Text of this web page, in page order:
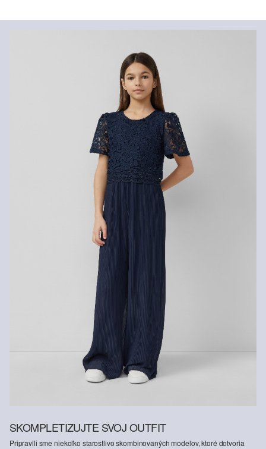
Materiál: Polyester
Nečistiť chlórovým bielidlom
Nevhodné do sušičky bielizne
Šetrný prací program 30°
Nežehliť pri vysokej teplote
Nečistiť chemicky
Recyklované vlákna
Aby sme prispeli k cyklickému princípu v textilnej výrobe, pri výrobe
našich výrobkov čoraz viac používame recyklované vlákna.
Obsahuje recyklovaný polyester: Tento produkt obsahuje
recyklovaný polyester vyrobený z recyklovaného plastu, napríklad
z PET fliaš alebo recyklovaných vláken, ktoré boli získané
Vaša objednávka bude odoslaná do 4-8 pracovných dní
štandardné doručenie sú 4,95 €
Svoj tovar nám môžete bezplatne vrátiť do 14 dní.
SKOMPLETIZUJTE SVOJ OUTFIT
Pripravili sme niekoľko starostlivo skombinovaných modelov, ktoré dotvoria